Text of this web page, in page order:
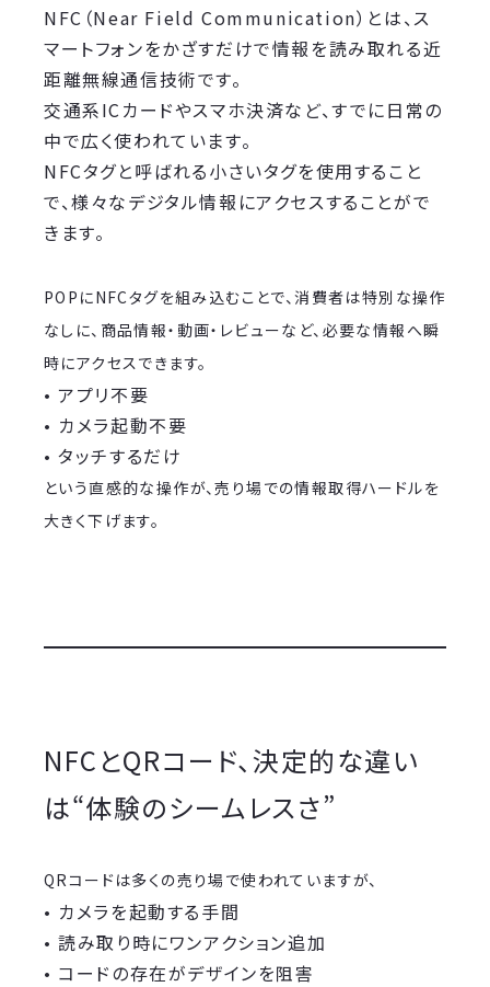
NFC（Near Field Communication）とは、ス
マートフォンをかざすだけで情報を読み取れる近
距離無線通信技術です。
交通系ICカードやスマホ決済など、すでに日常の
中で広く使われています。
NFCタグと呼ばれる小さいタグを使用すること
で、様々なデジタル情報にアクセスすることがで
きます。
POPにNFCタグを組み込むことで、消費者は特別な操作
なしに、商品情報・動画・レビューなど、必要な情報へ瞬
時にアクセスできます。
• アプリ不要
• カメラ起動不要
• タッチするだけ
という直感的な操作が、売り場での情報取得ハードルを
大きく下げます。
NFCとQRコード、決定的な違い
は“体験のシームレスさ”
QRコードは多くの売り場で使われていますが、
• カメラを起動する手間
• 読み取り時にワンアクション追加
• コードの存在がデザインを阻害